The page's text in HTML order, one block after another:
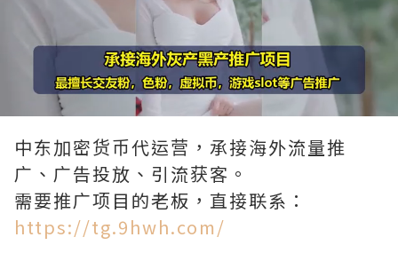
Unmute Loaded :
90.00%
中东加密货币代运营，承接海外流量推
广、广告投放、引流获客。
需要推广项目的老板，直接联系：
https://tg.9hwh.com/